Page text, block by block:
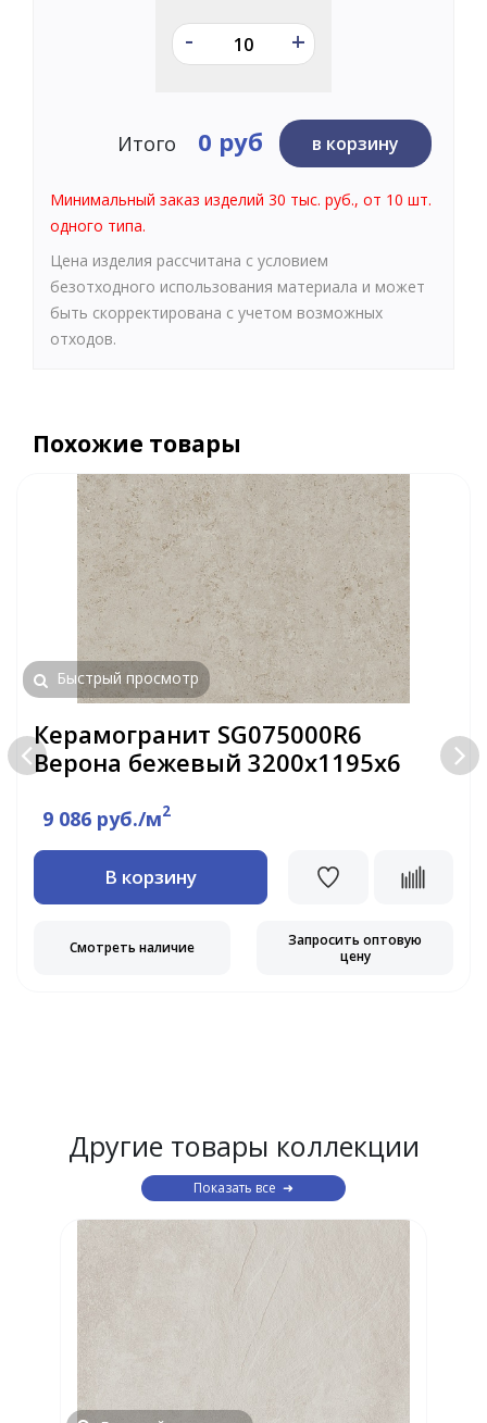
- +
Итого 0 руб в корзину
Минимальный заказ изделий 30 тыс. руб., от 10 шт.
одного типа.
Цена изделия рассчитана с условием
безотходного использования материала и может
быть скорректирована с учетом возможных
отходов.
Похожие товары
Быстрый просмотр
Керамогранит SG075000R6
Верона бежевый 3200х1195х6
9 086 руб./м2
В корзину
Смотреть наличие
Запросить оптовую
цену
Другие товары коллекции
Показать все